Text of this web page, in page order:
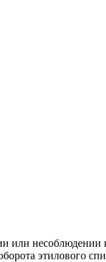
или
этилового